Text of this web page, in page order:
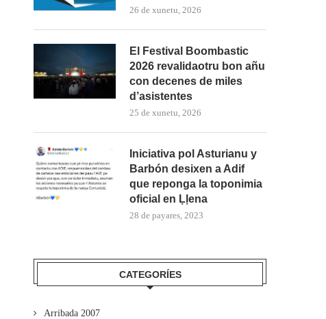
El Grupu de Teatro San Félix de
Los estudiantes de Primaria
26 de xunetu, 2026
El Festival Boombastic
2026 revalidaotru bon añu
con decenes de miles
d’asistentes
25 de xunetu, 2026
Iniciativa pol Asturianu y
Barbón desixen a Adif
que reponga la toponimia
oficial en Ḷḷena
28 de payares, 2023
CATEGORÍES
Arribada 2007